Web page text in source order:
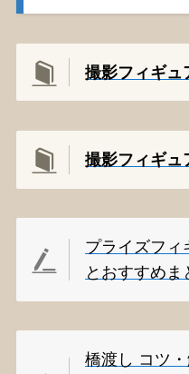
撮影フィギ
撮影フィギュ
プライズフィ
とおすすめま
橋渡し コツ